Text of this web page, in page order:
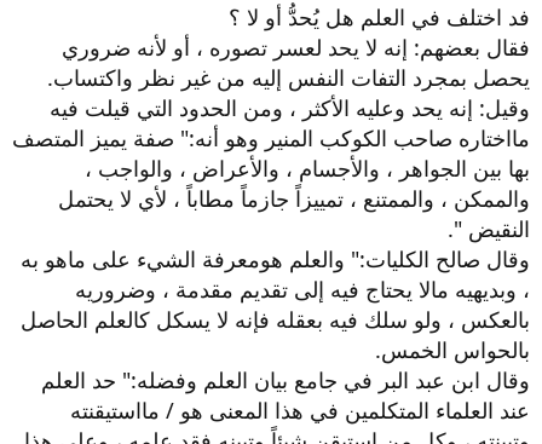
فد اختلف في العلم هل يُحدُّ أو لا ؟
فقال بعضهم: إنه لا يحد لعسر تصوره ، أو لأنه ضروري
يحصل بمجرد التفات النفس إليه من غير نظر واكتساب.
وقيل: إنه يحد وعليه الأكثر ، ومن الحدود التي قيلت فيه
مااختاره صاحب الكوكب المنير وهو أنه:" صفة يميز المتصف
بها بين الجواهر ، والأجسام ، والأعراض ، والواجب ،
والممكن ، والممتنع ، تمييزاً جازماً مطاباً ، لأي لا يحتمل
النقيض ".
وقال صالح الكليات:" والعلم هومعرفة الشيء على ماهو به
، وبديهيه مالا يحتاج فيه إلى تقديم مقدمة ، وضروريه
بالعكس ، ولو سلك فيه بعقله فإنه لا يسكل كالعلم الحاصل
بالحواس الخمس.
وقال ابن عبد البر في جامع بيان العلم وفضله:" حد العلم
عند العلماء المتكلمين في هذا المعنى هو / مااستيقنته